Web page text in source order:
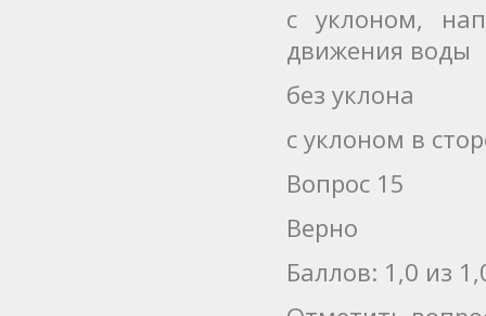
с уклоном,
движения воды
без уклона
с уклоном в
Вопрос 15
Верно
Баллов: 1,0 из